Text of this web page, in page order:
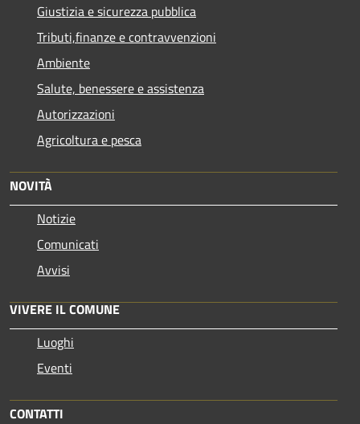
Giustizia e sicurezza pubblica
Tributi,finanze e contravvenzioni
Ambiente
Salute, benessere e assistenza
Autorizzazioni
Agricoltura e pesca
NOVITÀ
Notizie
Comunicati
Avvisi
VIVERE IL COMUNE
Luoghi
Eventi
CONTATTI